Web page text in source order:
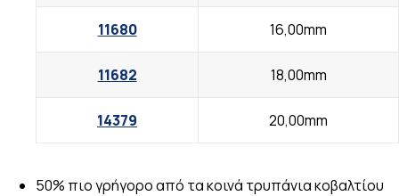
11680 16,00mm
11682 18,00mm
14379 20,00mm
50% πιο γρήγορο από τα κοινά τρυπάνια κοβαλτίου